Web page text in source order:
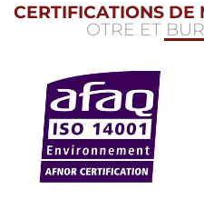
CERTIFICATIONS DE
OTRE ET